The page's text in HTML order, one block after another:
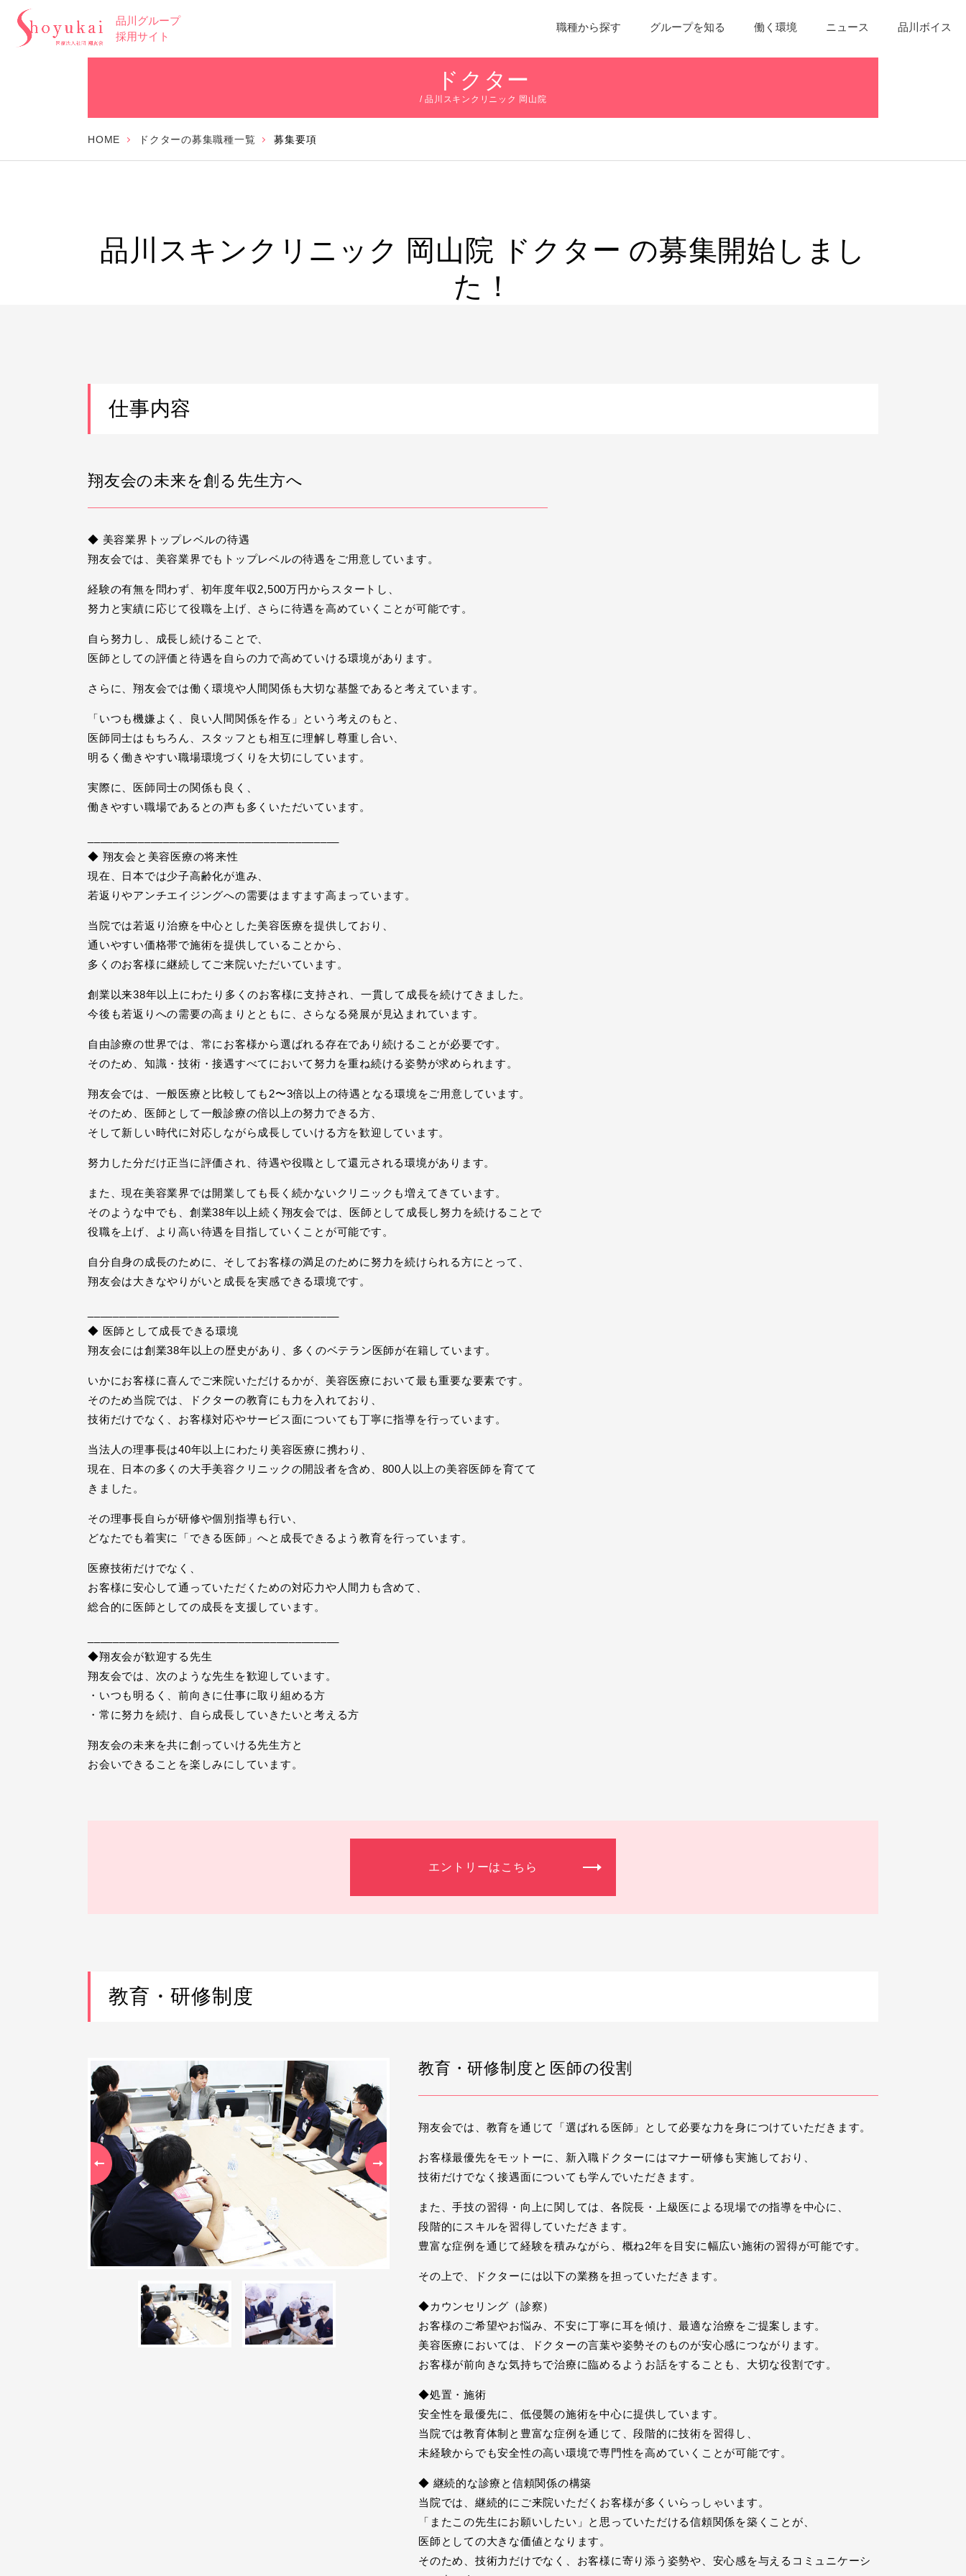
品川グループ
採用サイト
職種から探す グループを知る 働く環境 ニュース 品川ボイス
ドクター
/ 品川スキンクリニック 岡山院
HOME ドクターの募集職種一覧 募集要項
品川スキンクリニック 岡山院 ドクター の募集開始 しまし
た！
仕事内容
翔友会の未来を創る先生方へ
◆ 美容業界トップレベルの待遇
翔友会では、美容業界でもトップレベルの待遇をご用意しています。
経験の有無を問わず、初年度年収2,500万円からスタートし、
努力と実績に応じて役職を上げ、さらに待遇を高めていくことが可能です。
自ら努力し、成長し続けることで、
医師としての評価と待遇を自らの力で高めていける環境があります。
さらに、翔友会では働く環境や人間関係も大切な基盤であると考えています。
「いつも機嫌よく、良い人間関係を作る」という考えのもと、
医師同士はもちろん、スタッフとも相互に理解し尊重し合い、
明るく働きやすい職場環境づくりを大切にしています。
実際に、医師同士の関係も良く、
働きやすい職場であるとの声も多くいただいています。
◆ 翔友会と美容医療の将来性
現在、日本では少子高齢化が進み、
若返りやアンチエイジングへの需要はますます高まっています。
当院では若返り治療を中心とした美容医療を提供しており、
通いやすい価格帯で施術を提供していることから、
多くのお客様に継続してご来院いただいています。
創業以来38年以上にわたり多くのお客様に支持され、一貫して成長を続けてきました。
今後も若返りへの需要の高まりとともに、さらなる発展が見込まれています。
自由診療の世界では、常にお客様から選ばれる存在であり続けることが必要です。
そのため、知識・技術・接遇すべてにおいて努力を重ね続ける姿勢が求められます。
翔友会では、一般医療と比較しても2〜3倍以上の待遇となる環境をご用意しています。
そのため、医師として一般診療の倍以上の努力できる方、
そして新しい時代に対応しながら成長していける方を歓迎しています。
努力した分だけ正当に評価され、待遇や役職として還元される環境があります。
また、現在美容業界では開業しても長く続かないクリニックも増えてきています。
そのような中でも、創業38年以上続く翔友会では、医師として成長し努力を続けることで
役職を上げ、より高い待遇を目指していくことが可能です。
自分自身の成長のために、そしてお客様の満足のために努力を続けられる方にとって、
翔友会は大きなやりがいと成長を実感できる環境です。
◆ 医師として成長できる環境
翔友会には創業38年以上の歴史があり、多くのベテラン医師が在籍しています。
いかにお客様に喜んでご来院いただけるかが、美容医療において最も重要な要素です。
そのため当院では、ドクターの教育にも力を入れており、
技術だけでなく、お客様対応やサービス面についても丁寧に指導を行っています。
当法人の理事長は40年以上にわたり美容医療に携わり、
現在、日本の多くの大手美容クリニックの開設者を含め、800人以上の美容医師を育てて
きました。
その理事長自らが研修や個別指導も行い、
どなたでも着実に「できる医師」へと成長できるよう教育を行っています。
医療技術だけでなく、
お客様に安心して通っていただくための対応力や人間力も含めて、
総合的に医師としての成長を支援しています。
◆翔友会が歓迎する先生
翔友会では、次のような先生を歓迎しています。
・いつも明るく、前向きに仕事に取り組める方
・常に努力を続け、自ら成長していきたいと考える方
翔友会の未来を共に創っていける先生方と
お会いできることを楽しみにしています。
エントリーはこちら
教育・研修制度
Previous
教育・研修制度と医師の役割
翔友会では、教育を通じて「選ばれる医師」として必要な力を身につけていただきます。
お客様最優先をモットーに、新入職ドクターにはマナー研修も実施しており、
技術だけでなく接遇面についても学んでいただきます。
また、手技の習得・向上に関しては、各院長・上級医による現場での指導を中心に、
段階的にスキルを習得していただきます。
豊富な症例を通じて経験を積みながら、概ね2年を目安に幅広い施術の習得が可能です。
その上で、ドクターには以下の業務を担っていただきます。
◆カウンセリング（診察）
お客様のご希望やお悩み、不安に丁寧に耳を傾け、最適な治療をご提案します。
美容医療においては、ドクターの言葉や姿勢そのものが安心感につながります。
お客様が前向きな気持ちで治療に臨めるようお話をすることも、大切な役割です。
◆処置・施術
安全性を最優先に、低侵襲の施術を中心に提供しています。
当院では教育体制と豊富な症例を通じて、段階的に技術を習得し、
未経験からでも安全性の高い環境で専門性を高めていくことが可能です。
◆ 継続的な診療と信頼関係の構築
当院では、継続的にご来院いただくお客様が多くいらっしゃいます。
「またこの先生にお願いしたい」と思っていただける信頼関係を築くことが、
医師としての大きな価値となります。
そのため、技術力だけでなく、お客様に寄り添う姿勢や、安心感を与えるコミュニケーシ